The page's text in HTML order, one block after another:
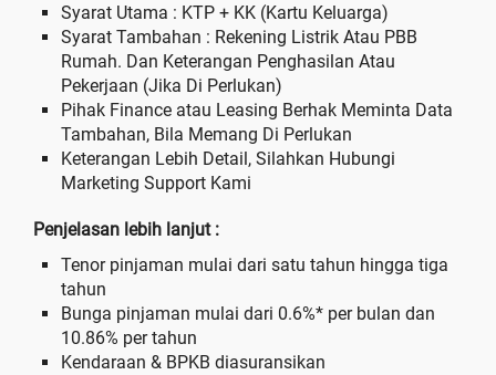
Syarat Utama : KTP + KK (Kartu Keluarga)
Syarat Tambahan : Rekening Listrik Atau PBB
Rumah. Dan Keterangan Penghasilan Atau
Pekerjaan (Jika Di Perlukan)
Pihak Finance atau Leasing Berhak Meminta Data
Tambahan, Bila Memang Di Perlukan
Keterangan Lebih Detail, Silahkan Hubungi
Marketing Support Kami
Penjelasan lebih lanjut :
Tenor pinjaman mulai dari satu tahun hingga tiga
tahun
Bunga pinjaman mulai dari 0.6%* per bulan dan
10.86% per tahun
Kendaraan & BPKB diasuransikan